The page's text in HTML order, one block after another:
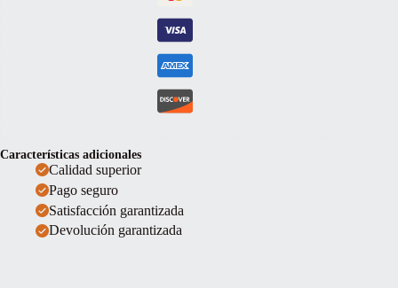
Características adicionales
Calidad superior
Pago seguro
Satisfacción garantizada
Devolución garantizada